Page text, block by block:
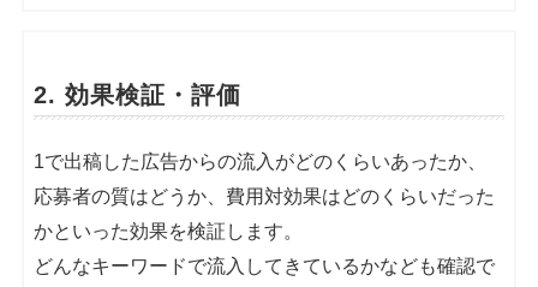
2. 効果検証・評価
1で出稿した広告からの流入がどのくらいあったか、
応募者の質はどうか、費用対効果はどのくらいだった
かといった効果を検証します。
どんなキーワードで流入してきているかなども確認で